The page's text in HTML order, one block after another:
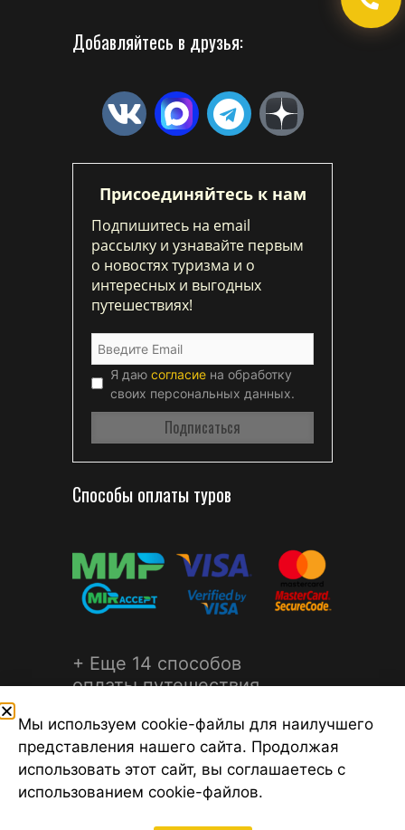
Добавляйтесь в друзья:
Присоединяйтесь к нам
Подпишитесь на email
рассылку и узнавайте первым
о новостях туризма и о
интересных и выгодных
путешествиях!
Я даю согласие на обработку
своих персональных данных.
Способы оплаты туров
+ Еще 14 способов
оплаты путешествия
©2026 Турагентство Турсфера - Поиск туров от надежных
Мы используем cookie-файлы для наилучшего
представления нашего сайта. Продолжая
использовать этот сайт, вы соглашаетесь с
использованием cookie-файлов.